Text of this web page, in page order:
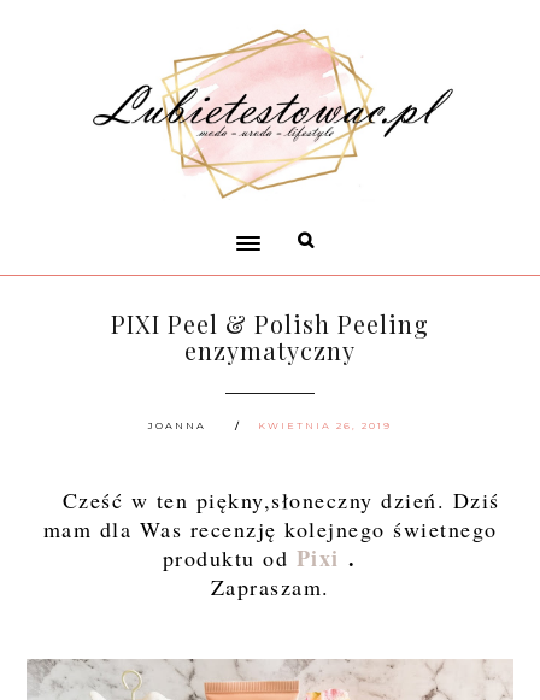
PIXI Peel & Polish Peeling
enzymatyczny
JOANNA KWIETNIA 26, 2019
Cześć w ten piękny,słoneczny dzień. Dziś
mam dla Was recenzję kolejnego świetnego
produktu od Pixi .
Zapraszam.